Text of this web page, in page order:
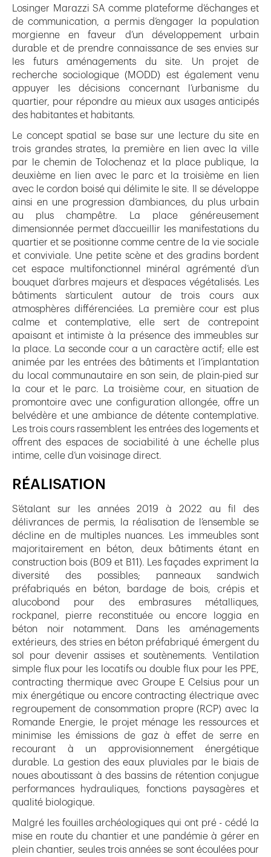
Losinger Marazzi SA comme plateforme d’échanges et
de communication, a permis d’engager la population
morgienne en faveur d’un développement urbain
durable et de prendre connaissance de ses envies sur
les futurs aménagements du site. Un projet de
recherche sociologique (MODD) est également venu
appuyer les décisions concernant l’urbanisme du
quartier, pour répondre au mieux aux usages anticipés
des habitantes et habitants.
Le concept spatial se base sur une lecture du site en
trois grandes strates, la première en lien avec la ville
par le chemin de Tolochenaz et la place publique, la
deuxième en lien avec le parc et la troisième en lien
avec le cordon boisé qui délimite le site. Il se développe
ainsi en une progression d’ambiances, du plus urbain
au plus champêtre. La place généreusement
dimensionnée permet d’accueillir les manifestations du
quartier et se positionne comme centre de la vie sociale
et conviviale. Une petite scène et des gradins bordent
cet espace multifonctionnel minéral agrémenté d’un
bouquet d’arbres majeurs et d’espaces végétalisés. Les
bâtiments s’articulent autour de trois cours aux
atmosphères différenciées. La première cour est plus
calme et contemplative, elle sert de contrepoint
apaisant et intimiste à la présence des immeubles sur
la place. La seconde cour a un caractère actif; elle est
animée par les entrées des bâtiments et l’implantation
du local communautaire en son sein, de plain-pied sur
la cour et le parc. La troisième cour, en situation de
promontoire avec une configuration allongée, offre un
belvédère et une ambiance de détente contemplative.
Les trois cours rassemblent les entrées des logements et
offrent des espaces de sociabilité à une échelle plus
intime, celle d’un voisinage direct.
RÉALISATION
S’étalant sur les années 2019 à 2022 au fil des
délivrances de permis, la réalisation de l’ensemble se
décline en de multiples nuances. Les immeubles sont
majoritairement en béton, deux bâtiments étant en
construction bois (B09 et B11). Les façades expriment la
diversité des possibles; panneaux sandwich
préfabriqués en béton, bardage de bois, crépis et
alucobond pour des embrasures métalliques,
rockpanel, pierre reconstituée ou encore loggia en
béton noir notamment. Dans les aménagements
extérieurs, des stries en béton préfabriqué émergent du
sol pour devenir assises et soutènements. Ventilation
simple flux pour les locatifs ou double flux pour les PPE,
contracting thermique avec Groupe E Celsius pour un
mix énergétique ou encore contracting électrique avec
regroupement de consommation propre (RCP) avec la
Romande Energie, le projet ménage les ressources et
minimise les émissions de gaz à effet de serre en
recourant à un approvisionnement énergétique
durable. La gestion des eaux pluviales par le biais de
noues aboutissant à des bassins de rétention conjugue
performances hydrauliques, fonctions paysagères et
qualité biologique.
Malgré les fouilles archéologiques qui ont pré - cédé la
mise en route du chantier et une pandémie à gérer en
plein chantier, seules trois années se sont écoulées pour